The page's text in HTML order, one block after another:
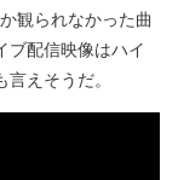
観られなかった曲
ブ配信映像はハイ
えそうだ。